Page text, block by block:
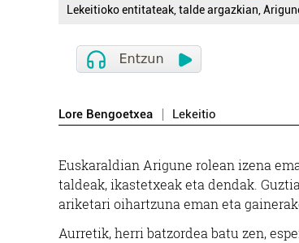
Lekeitioko entitateak, talde argazkian,
Lore Bengoetxea Lekeitio
Euskaraldian Arigune rolean izena
taldeak, ikastetxeak eta dendak.
ariketari oihartzuna eman eta
Aurretik, herri batzordea batu zen,